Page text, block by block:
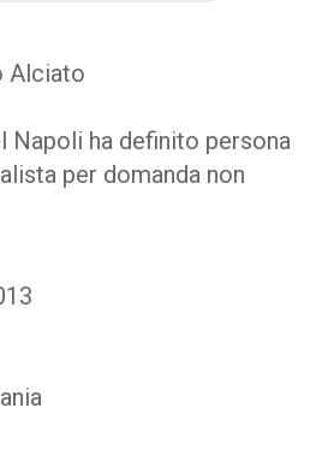
Alciato
Napoli ha definito persona
per domanda non